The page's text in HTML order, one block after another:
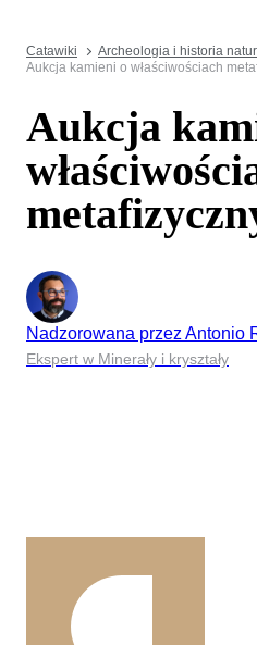
Catawiki Archeologia i historia
Aukcja kamieni o właściwościach
Aukcja
Nadzorowana przez Antonio
Ekspert w Minerały i kryształy